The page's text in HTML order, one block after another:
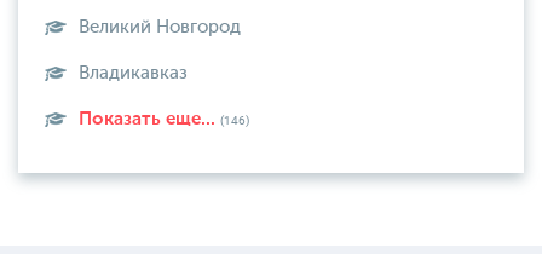
Великий Новгород
Владикавказ
Показать еще... (146)